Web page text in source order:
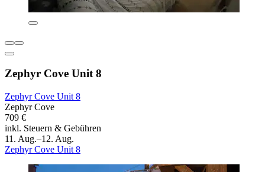
Zephyr Cove Unit 8
Zephyr Cove Unit 8
Zephyr Cove
709 €
inkl. Steuern & Gebühren
11. Aug.–12. Aug.
Zephyr Cove Unit 8